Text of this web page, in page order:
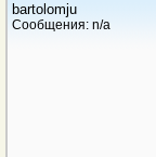
bartolomju
Сообщения: n/a